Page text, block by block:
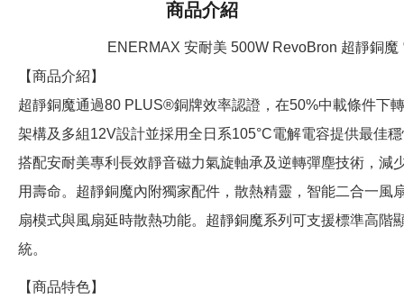
商品介紹
ENERMAX 安耐美 500W RevoBron 超靜銅魔
【商品介紹】
超靜銅魔通過80 PLUS®銅牌效率認證，在50%中載條件下
架構及多組12V設計並採用全日系105°C電解電容提供最佳
搭配安耐美專利長效靜音磁力氣旋軸承及逆轉彈塵技術，減
用壽命。超靜銅魔內附獨家配件，散熱精靈，智能二合一風
扇模式與風扇延時散熱功能。超靜銅魔系列可支援標準高階
統。
【商品特色】